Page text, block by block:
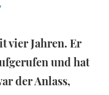
vier Jahren. Er
und hat
der Anlass,